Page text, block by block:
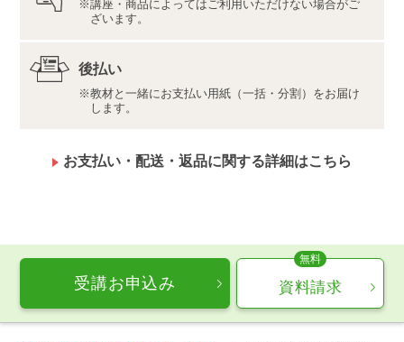
インターネット接続料金等はお客様のご負担となりま
す。通信量の上限のない、または上限に余裕のある回
当講座で取り扱う運動プログラムは、健康維持・増進
を目的としたものですが、絶対的な効果を保証するも
のではありません。現時点で身体に疾患があるなど、
い。
たお客様の個人情報は、当該講座によりなされる資格
認定の管理等のため当社から当該講座の資格認定団体
または当社が当該講座のサービスの提供を委託してい
る団体である株式会社ネスタジャパンに対して提供さ
れます。詳しくは当該団体のプライバシーポリシーを
講座・商品によってはご利用いただけない場合がご
ざいます。
後払い
教材と一緒にお支払い用紙（一括・分割）をお届け
します。
お支払い・配送・返品に関する詳細はこちら
受講お申込み 資料請求